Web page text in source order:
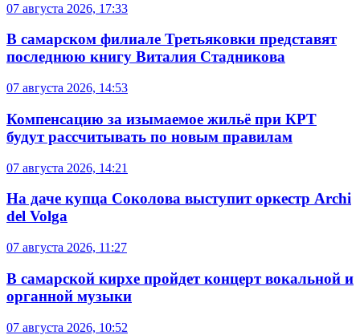
07 августа 2026, 17:33
В самарском филиале Третьяковки представят
последнюю книгу Виталия Стадникова
07 августа 2026, 14:53
Компенсацию за изымаемое жильё при КРТ
будут рассчитывать по новым правилам
07 августа 2026, 14:21
На даче купца Соколова выступит оркестр Archi
del Volga
07 августа 2026, 11:27
В самарской кирхе пройдет концерт вокальной и
органной музыки
07 августа 2026, 10:52